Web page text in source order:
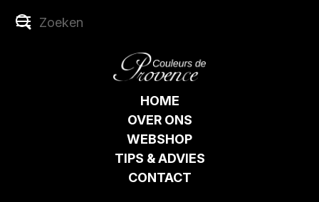
HOME
OVER ONS
WEBSHOP
TIPS & ADVIES
CONTACT